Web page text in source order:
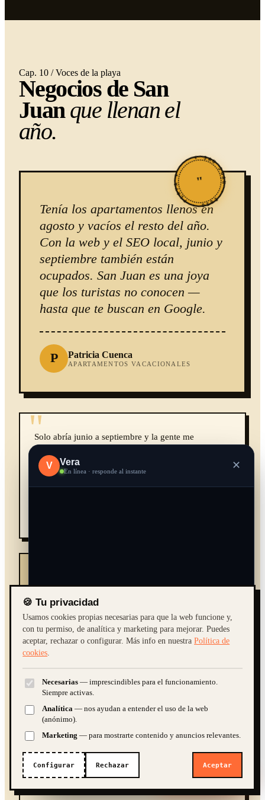
Cap. 10 / Voces de la playa
Negocios de San
Juanque llenan el
año.
★ SAN JUAN · 2026 · PLAYA ★
"
Tenía los apartamentos llenos en
agosto y vacíos el resto del año.
Con la web y el SEO local, junio y
septiembre también están
ocupados. San Juan es una joya
que los turistas no conocen —
hasta que te buscan en Google.
P Patricia Cuenca
APARTAMENTOS VACACIONALES
"Solo abría junio a septiembre y la gente me
Maps con fotos y horario hace que vengan
expresamente desde Águilas y Lorca. La temporada
ya no es solo agosto.
"playa sin masificación" me trae justo a esas
familias, que repiten cada verano y me recomiendan.
He dejado de depender de los portales.
M
"En temporada baja estábamos muertos. Con la carta
digital, las fotos de los platos y el SEO, ahora vienen
otoño. La web nos ha alargado el año entero.
Tomás Ríos
RESTAURANTE DE PESCADO
🍪 Tu privacidad
Usamos cookies propias necesarias para que la web funcione y,
con tu permiso, de analítica y marketing para mejorar. Puedes
aceptar, rechazar o configurar. Más info en nuestraPolítica de
cookies.
Necesarias— imprescindibles para el funcionamiento.
Siempre activas.
Analítica— nos ayudan a entender el uso de la web
(anónimo).
Marketing — para mostrarte contenido y anuncios relevantes.
Configurar Rechazar Aceptar
V Vera
En línea · responde al instante ✕
¿Cuánto cuesta una web? Quiero una tienda online
¿SEO y marketing?
IA · demo. Guardamos la conversación para poder atenderte; te atiende
una persona si hace falta.